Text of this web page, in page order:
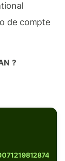
de compte
?